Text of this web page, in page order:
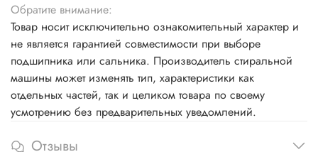
Обратите внимание:
Товар носит исключительно ознакомительный характер и
не является гарантией совместимости при выборе
подшипника или сальника. Производитель стиральной
машины может изменять тип, характеристики как
отдельных частей, так и целиком товара по своему
усмотрению без предварительных уведомлений.
Отзывы